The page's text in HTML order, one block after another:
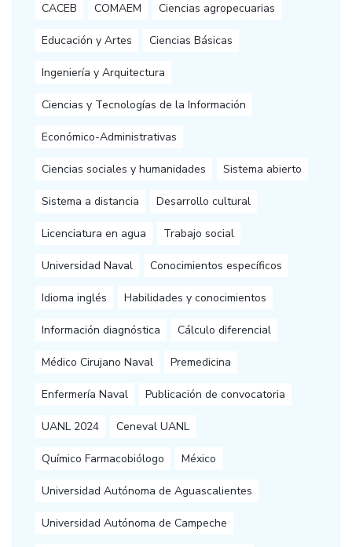
CACEB COMAEM Ciencias agropecuarias
Educación y Artes Ciencias Básicas
Ingeniería y Arquitectura
Ciencias y Tecnologías de la Información
Económico-Administrativas
Ciencias sociales y humanidades Sistema abierto
Sistema a distancia Desarrollo cultural
Licenciatura en agua Trabajo social
Universidad Naval Conocimientos específicos
Idioma inglés Habilidades y conocimientos
Información diagnóstica Cálculo diferencial
Médico Cirujano Naval Premedicina
Enfermería Naval Publicación de convocatoria
UANL 2024 Ceneval UANL
Químico Farmacobiólogo México
Universidad Autónoma de Aguascalientes
Universidad Autónoma de Campeche